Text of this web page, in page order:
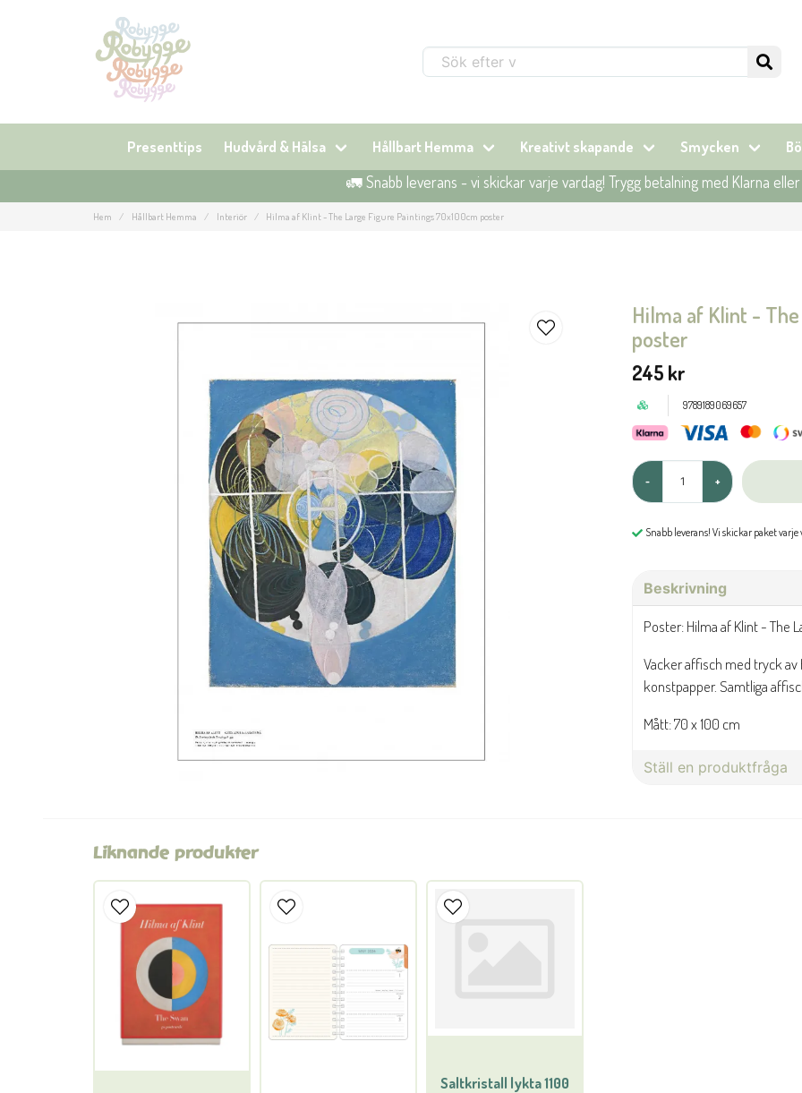
Sök...
Presenttips Hudvård & Hälsa Hållbart Hemma Kreativt skapande Smycken
🚛 Snabb leverans - vi skickar varje vardag! Trygg betalning med Klarna
Hem Hållbart Hemma Interiör Hilma af Klint - The Large Figure Paintings 70x100cm poster
Hilma af Klint -
poster
245 kr
9789189069657
- +
Snabb leverans! Vi skickar paket varje
Beskrivning
Poster: Hilma af Klint - The
Vacker affisch med tryck
konstpapper. Samtliga
Mått: 70 x 100 cm
Ställ en produktfråga
Liknande produkter
Saltkristall lykta 1100